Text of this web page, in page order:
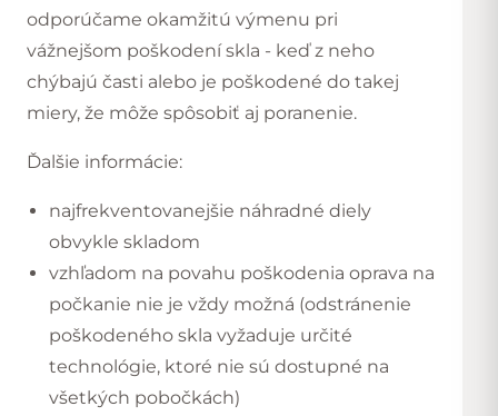
odporúčame okamžitú výmenu pri
vážnejšom poškodení skla - keď z neho
chýbajú časti alebo je poškodené do takej
miery, že môže spôsobiť aj poranenie.
Ďalšie informácie:
najfrekventovanejšie náhradné diely
obvykle skladom
vzhľadom na povahu poškodenia oprava na
počkanie nie je vždy možná (odstránenie
poškodeného skla vyžaduje určité
technológie, ktoré nie sú dostupné na
všetkých pobočkách)